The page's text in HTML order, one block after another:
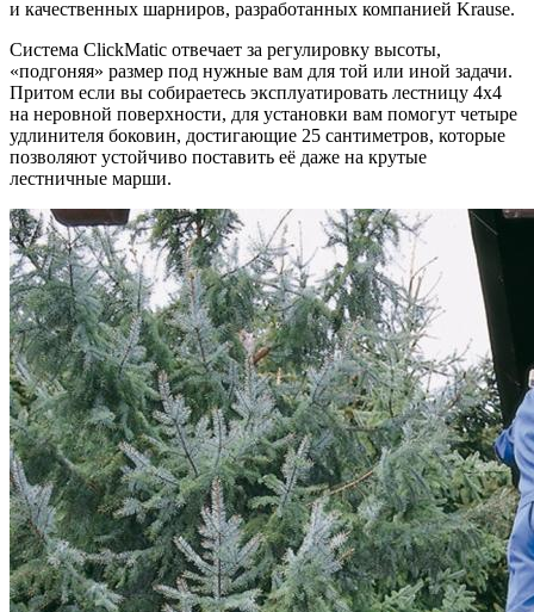
и качественных шарниров, разработанных компанией Krause.
Система ClickMatic отвечает за регулировку высоты,
«подгоняя» размер под нужные вам для той или иной задачи.
Притом если вы собираетесь эксплуатировать лестницу 4x4
на неровной поверхности, для установки вам помогут четыре
удлинителя боковин, достигающие 25 сантиметров, которые
позволяют устойчиво поставить её даже на крутые
лестничные марши.